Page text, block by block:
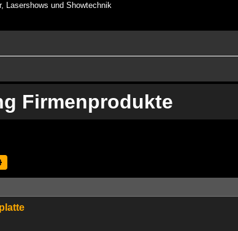
Lasershows und Showtechnik
Firmenprodukte